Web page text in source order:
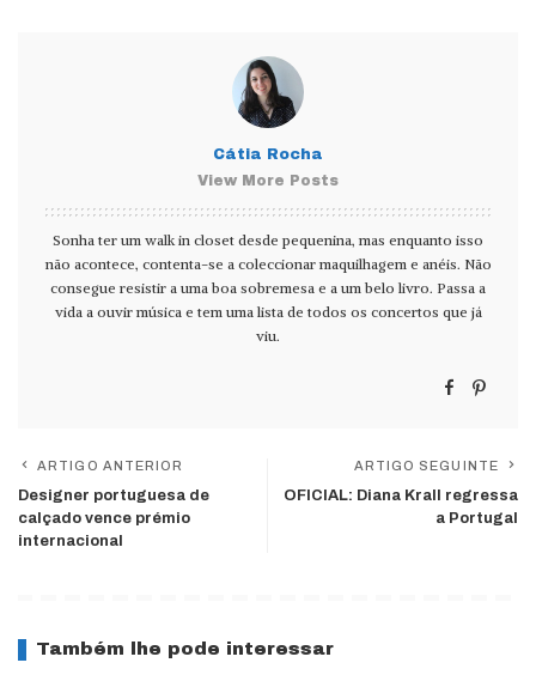
Cátia Rocha
View More Posts
Sonha ter um walk in closet desde pequenina, mas enquanto isso
não acontece, contenta-se a coleccionar maquilhagem e anéis. Não
consegue resistir a uma boa sobremesa e a um belo livro. Passa a
vida a ouvir música e tem uma lista de todos os concertos que já
viu.
ARTIGO ANTERIOR
Designer portuguesa de
calçado vence prémio
internacional
ARTIGO SEGUINTE
OFICIAL: Diana Krall regressa
a Portugal
Também lhe pode interessar